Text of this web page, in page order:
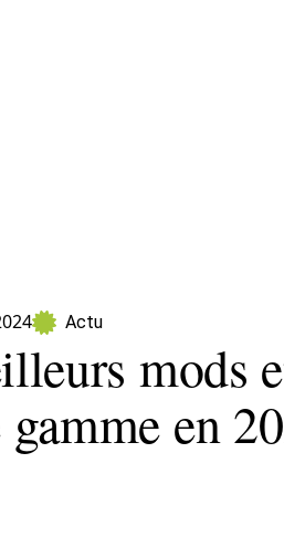
Actu
mods
en